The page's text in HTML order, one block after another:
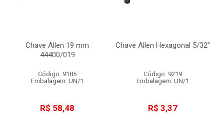
Chave Allen 19 mm
44400/019
Código: 9185
Embalagem: UN/1
R$ 58,48
Chave Allen Hexagonal 5/32”
Código: 9219
Embalagem: UN/1
R$ 3,37